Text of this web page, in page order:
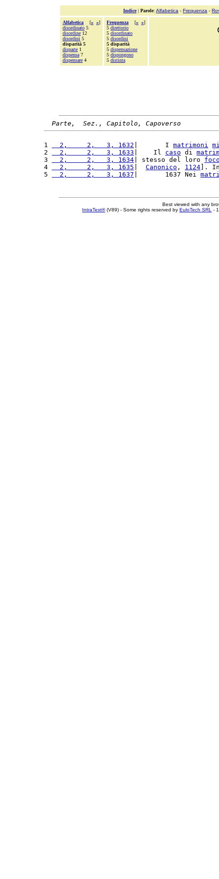
Indice| Parole: Alfabetica - Frequenza -
Alfabetica [« »]
disordinato 5
disordine 12
disordini 5
disparità 5
disparte 1
dispensa 7
dispensare 4
Frequenza [« »]
5 direttorio
5 disordinato
5 disordini
5 disparità
5 dispensazione
5 dispongono
5 distinta
Parte,  Sez., Capitolo, Capoverso
1
  2,     2,   3, 1632
|       I matrimoni
2
  2,     2,   3, 1633
|    Il caso di
3
  2,     2,   3, 1634
| stesso del loro
4
  2,     2,   3, 1635
Canonico , 1124 ].
5
  2,     2,   3, 1637
|       1637 Nei
Best viewed with any
IntraText®(V89) - Some rights reserved by EuloTech SRL -